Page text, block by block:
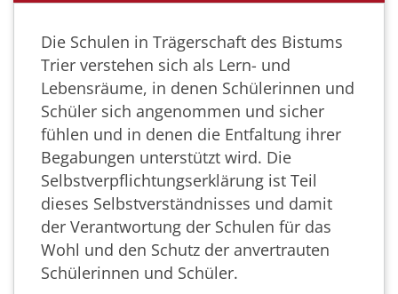
Die Schulen in Trägerschaft des Bistums
Trier verstehen sich als Lern- und
Lebensräume, in denen Schülerinnen und
Schüler sich angenommen und sicher
fühlen und in denen die Entfaltung ihrer
Begabungen unterstützt wird. Die
Selbstverpflichtungserklärung ist Teil
dieses Selbstverständnisses und damit
der Verantwortung der Schulen für das
Wohl und den Schutz der anvertrauten
Schülerinnen und Schüler.